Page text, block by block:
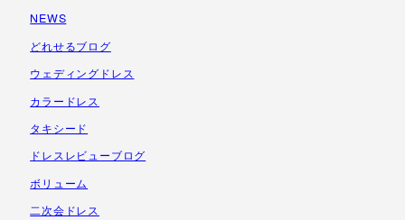
イ
ブ
NEWS
どれせるブログ
ウェディングドレス
カラードレス
タキシード
ドレスレビューブログ
ボリューム
二次会ドレス